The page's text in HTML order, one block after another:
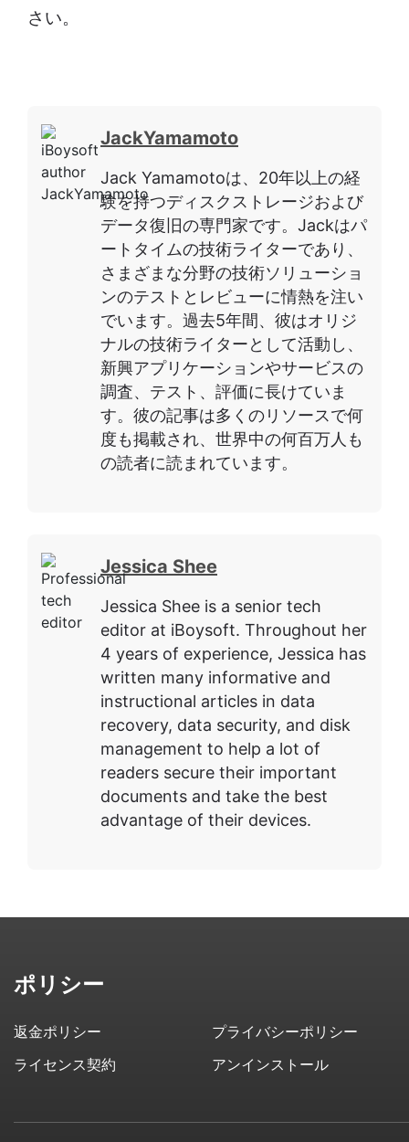
さい。
JackYamamoto
Jack Yamamotoは、20年以上の経
験を持つディスクストレージおよび
データ復旧の専門家です。Jackはパ
ートタイムの技術ライターであり、
さまざまな分野の技術ソリューショ
ンのテストとレビューに情熱を注い
でいます。過去5年間、彼はオリジ
ナルの技術ライターとして活動し、
新興アプリケーションやサービスの
調査、テスト、評価に長けていま
す。彼の記事は多くのリソースで何
度も掲載され、世界中の何百万人も
の読者に読まれています。
Jessica Shee
Jessica Shee is a senior tech
editor at iBoysoft. Throughout her
4 years of experience, Jessica has
written many informative and
instructional articles in data
recovery, data security, and disk
management to help a lot of
readers secure their important
documents and take the best
advantage of their devices.
ポリシー
返金ポリシー
プライバシーポリシー
ライセンス契約
アンインストール